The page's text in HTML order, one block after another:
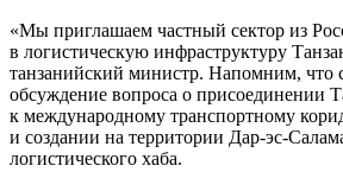
«Мы приглашаем частный сектор из
в логистическую инфраструктуру
танзанийский министр. Напомним, что
обсуждение вопроса о присоединении
к международному транспортному
и создании на территории Дар-эс-
логистического хаба.